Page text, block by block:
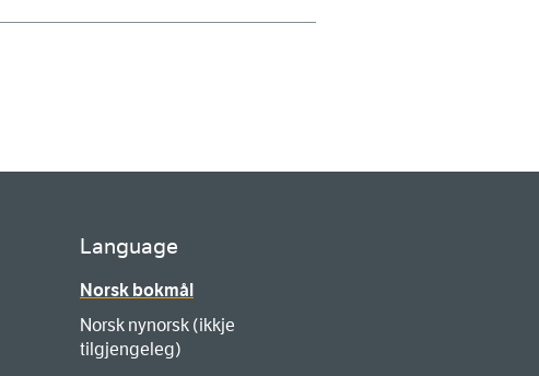
Language
Norsk bokmål
Norsk nynorsk (ikkje
tilgjengeleg)